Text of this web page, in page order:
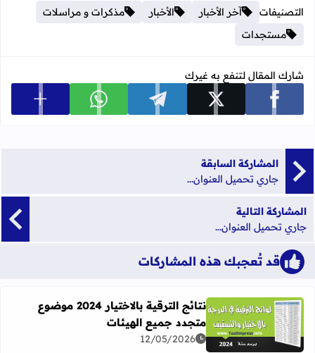
التصنيفات آخر الأخبار الأخبار
مذكرات و مراسلات
مستجدات
شارك المقال لتنفع به غيرك
شارك على facebook شارك على x شارك على telegram شارك على whatsapp عرض
المشاركة السابقة
جاري تحميل العنوان...
المشاركة التالية
جاري تحميل العنوان...
قد تُعجبك هذه المشاركات
اقرأ المزيد عن نتائج الترقية بالاختيار 2024 موضوع متجدد جميع الهيئات
نتائج الترقية بالاختيار 2024 موضوع
متجدد جميع الهيئات
12/05/2026